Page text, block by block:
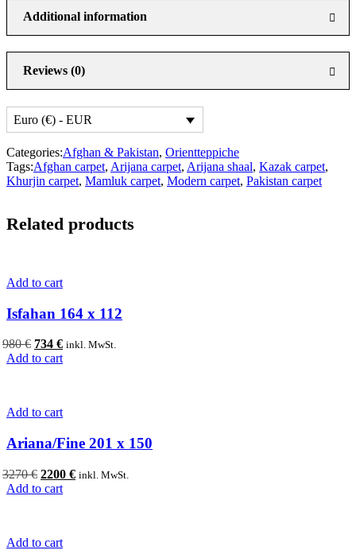
Additional information
Reviews (0)
Euro (€) - EUR
Categories:Afghan & Pakistan, Orientteppiche
Tags:Afghan carpet, Arijana carpet, Arijana shaal, Kazak carpet,
Khurjin carpet, Mamluk carpet, Modern carpet, Pakistan carpet
Related products
Add to cart
Isfahan 164 x 112
980€ Original
price
734 €Current
price
inkl. MwSt.
Add to cart
Add to cart
Ariana/Fine 201 x 150
3270€ Original
price
2200 €Current
inkl. MwSt.
Add to cart
Add to cart